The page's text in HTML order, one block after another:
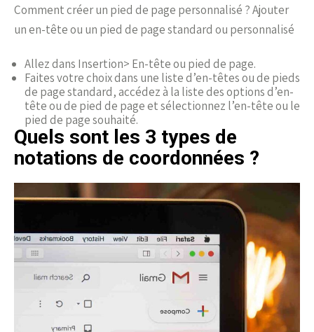
Comment créer un pied de page personnalisé ? Ajouter
un en-tête ou un pied de page standard ou personnalisé
Allez dans Insertion> En-tête ou pied de page.
Faites votre choix dans une liste d’en-têtes ou de pieds
de page standard, accédez à la liste des options d’en-
tête ou de pied de page et sélectionnez l’en-tête ou le
pied de page souhaité.
Quels sont les 3 types de
notations de coordonnées ?